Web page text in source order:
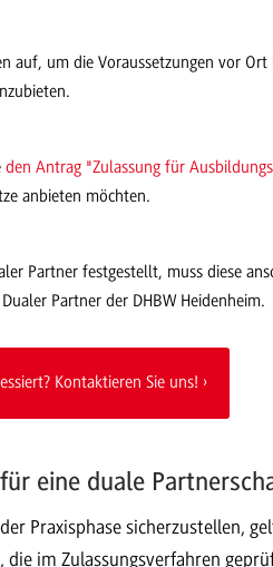
auf, um die Voraussetzungen vor
den Antrag "Zulassung für
anbieten möchten.
Partner festgestellt, muss diese
Partner der DHBW Heidenheim.
Kontaktieren Sie uns!
eine duale
Praxisphase sicherzustellen,
im Zulassungsverfahren